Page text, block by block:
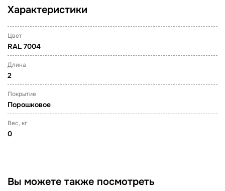
Характеристики
Цвет
RAL 7004
Длина
2
Покрытие
Порошковое
Вес, кг
0
Вы можете также посмотреть